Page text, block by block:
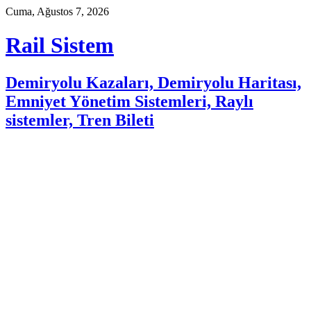
Skip
content
Cuma, Ağustos 7, 2026
Rail Sistem
Demiryolu Kazaları, Demiryolu Haritası,
Emniyet Yönetim Sistemleri, Raylı
sistemler, Tren Bileti